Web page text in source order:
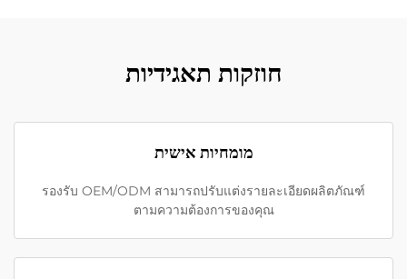
חוזקות תאגידיות
מומחיות אישית
รองรับ OEM/ODM สามารถปรับแต่งรายละเอียดผลิตภัณฑ์
ตามความต้องการของคุณ